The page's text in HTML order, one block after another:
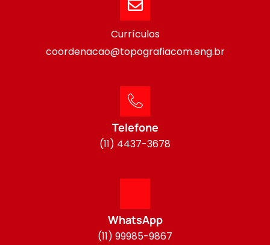
Currículos
coordenacao@topografiacom.eng.br
Telefone
(11) 4437-3678
WhatsApp
(11) 99985-9867